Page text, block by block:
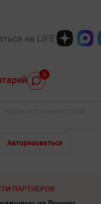
на LIFE
0
Авторизоваться
ПАРТНЕРОВ